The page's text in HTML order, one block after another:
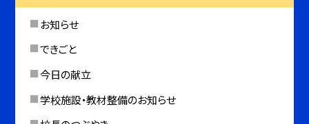
お知らせ
できごと
今日の献立
学校施設・教材整備のお知らせ